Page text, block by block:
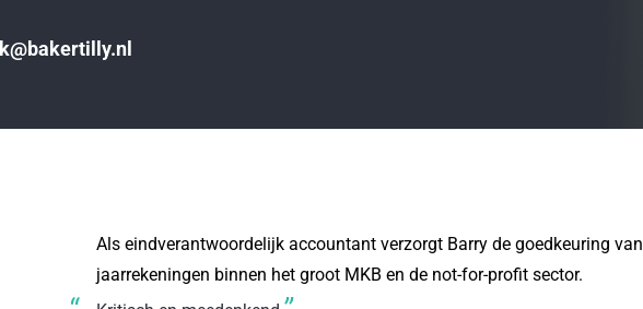
Als eindverantwoordelijk accountant verzorgt Barry de goedkeuring van
jaarrekeningen binnen het groot MKB en de not-for-profit sector.